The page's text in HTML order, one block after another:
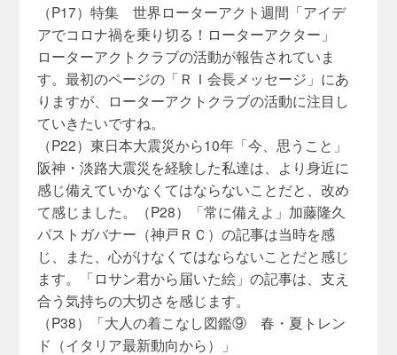
（P17）特集 世界ローターアクト週間「アイデ
アでコロナ禍を乗り切る！ローターアクター」
ローターアクトクラブの活動が報告されていま
す。最初のページの「ＲＩ会長メッセージ」にあ
りますが、ローターアクトクラブの活動に注目し
ていきたいですね。
（P22）東日本大震災から10年「今、思うこと」
阪神・淡路大震災を経験した私達は、より身近に
感じ備えていかなくてはならないことだと、改め
て感じました。（P28）「常に備えよ」加藤隆久
パストガバナー（神戸ＲＣ）の記事は当時を感
じ、また、心がけなくてはならないことだと感じ
ます。「ロサン君から届いた絵」の記事は、支え
合う気持ちの大切さを感じます。
（P38）「大人の着こなし図鑑⑨ 春・夏トレン
ド（イタリア最新動向から）」